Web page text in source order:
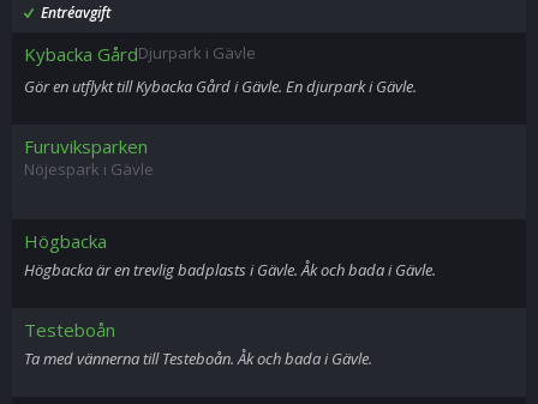
Entréavgift
Kybacka GårdDjurpark i Gävle
Gör en utflykt till Kybacka Gård i Gävle. En djurpark i Gävle.
Furuviksparken
Nöjespark i Gävle
Högbacka
Högbacka är en trevlig badplasts i Gävle. Åk och bada i Gävle.
Testeboån
Ta med vännerna till Testeboån. Åk och bada i Gävle.